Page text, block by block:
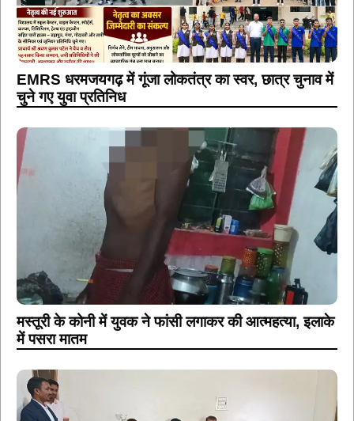
EMRS धरमजयगढ़ में गूंजा लोकतंत्र का स्वर, छात्र चुनाव में
चुने गए युवा प्रतिनिध
मस्तूरी के कोनी में युवक ने फांसी लगाकर की आत्महत्या, इलाके
में पसरा मातम